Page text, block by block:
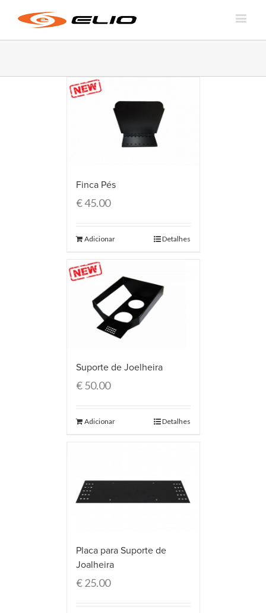
Finca Pés
€45.00
Adicionar Detalhes
Suporte de Joelheira
€50.00
Adicionar Detalhes
Placa para Suporte de
Joalheira
€25.00